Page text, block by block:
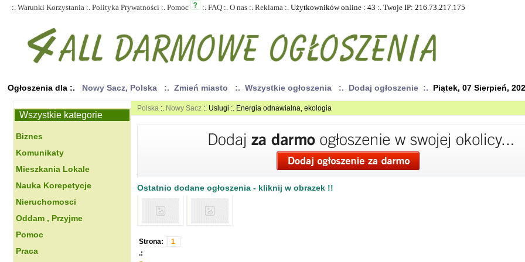
:. Warunki Korzystania :. Polityka Prywatności :. Pomoc :. FAQ :. O nas :. Reklama :. Użytkowników online : 43 :. Twoje IP: 216.73.217.175
Ogłoszenia dla :. Nowy Sacz, Polska :. Zmień miasto :. Wszystkie ogłoszenia :. Dodaj ogłoszenie :. Piątek, 07 Sierpień,
Wszystkie kategorie
Biznes
Komunikaty
Mieszkania Lokale
Nauka Korepetycje
Nieruchomosci
Oddam , Przyjme
Pomoc
Praca
Polska :. Nowy Sacz :. Uslugi :. Energia odnawialna, ekologia
Ostatnio dodane ogłoszenia - kliknij w obrazek !!
Strona:
1
.: